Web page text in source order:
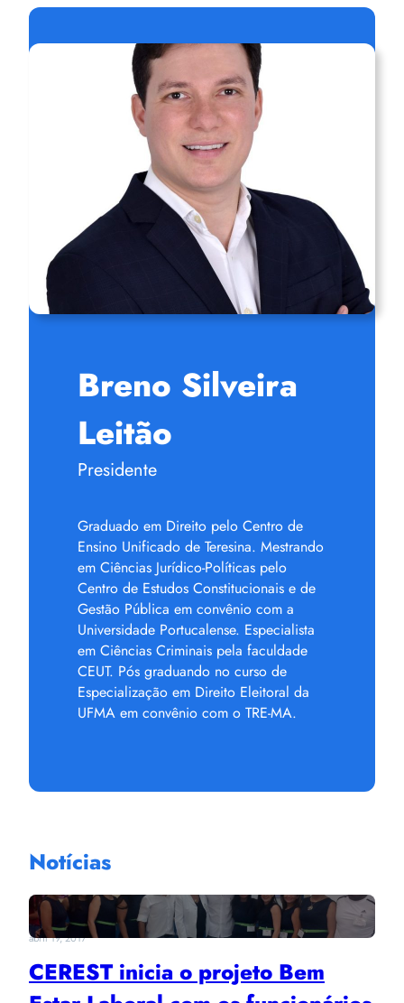
Breno Silveira
Leitão
Presidente
Graduado em Direito pelo Centro de
Ensino Unificado de Teresina. Mestrando
em Ciências Jurídico-Políticas pelo
Centro de Estudos Constitucionais e de
Gestão Pública em convênio com a
Universidade Portucalense. Especialista
em Ciências Criminais pela faculdade
CEUT. Pós graduando no curso de
Especialização em Direito Eleitoral da
UFMA em convênio com o TRE-MA.
Notícias
abril 19, 2017
CEREST inicia o projeto Bem